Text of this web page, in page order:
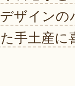
ザインの
手土産に